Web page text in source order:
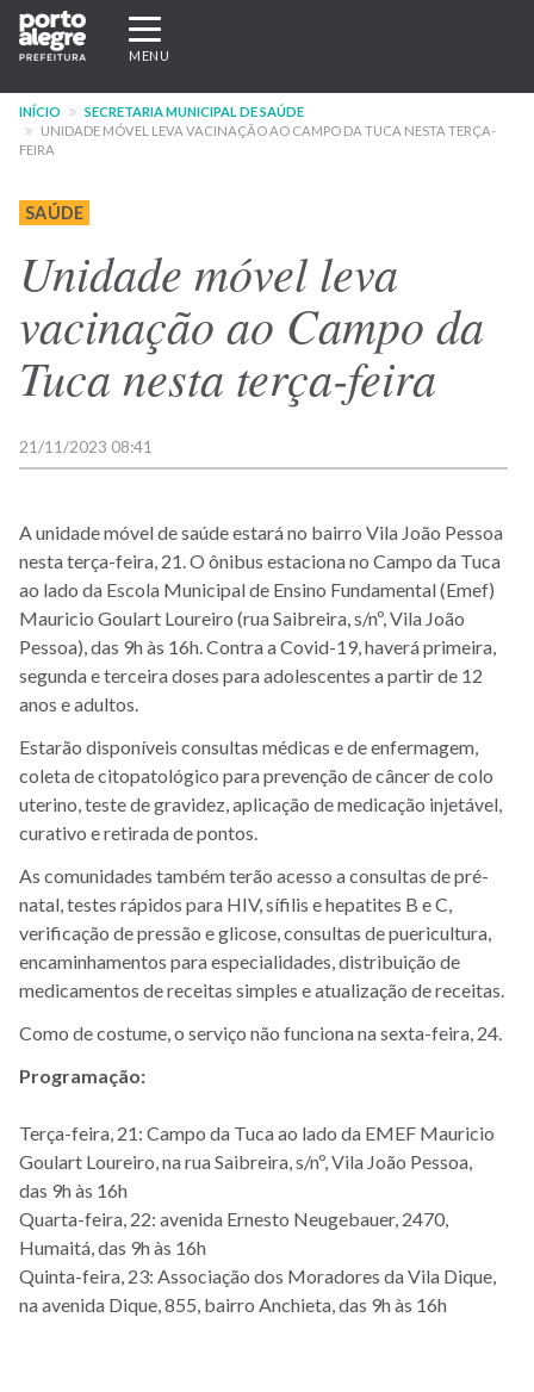
Pular
para
conteúdo
principal
Expandir/recolher
navegação
MENU
INÍCIO
SECRETARIA MUNICIPAL DE SAÚDE
UNIDADE MÓVEL LEVA VACINAÇÃO AO CAMPO DA TUCA NESTA TERÇA-
FEIRA
SAÚDE
Unidade móvel leva
vacinação ao Campo da
Tuca nesta terça-feira
21/11/2023 08:41
A unidade móvel de saúde estará no bairro Vila João Pessoa
nesta terça-feira, 21. O ônibus estaciona no Campo da Tuca
ao lado da Escola Municipal de Ensino Fundamental (Emef)
Mauricio Goulart Loureiro (rua Saibreira, s/nº, Vila João
Pessoa), das 9h às 16h. Contra a Covid-19, haverá primeira,
segunda e terceira doses para adolescentes a partir de 12
anos e adultos.
Estarão disponíveis consultas médicas e de enfermagem,
coleta de citopatológico para prevenção de câncer de colo
uterino, teste de gravidez, aplicação de medicação injetável,
curativo e retirada de pontos.
As comunidades também terão acesso a consultas de pré-
natal, testes rápidos para HIV, sífilis e hepatites B e C,
verificação de pressão e glicose, consultas de puericultura,
encaminhamentos para especialidades, distribuição de
medicamentos de receitas simples e atualização de receitas.
Como de costume, o serviço não funciona na sexta-feira, 24.
Programação:
Terça-feira, 21: Campo da Tuca ao lado da EMEF Mauricio
Goulart Loureiro, na rua Saibreira, s/nº, Vila João Pessoa,
das 9h às 16h
Quarta-feira, 22: avenida Ernesto Neugebauer, 2470,
Humaitá, das 9h às 16h
Quinta-feira, 23: Associação dos Moradores da Vila Dique,
na avenida Dique, 855, bairro Anchieta, das 9h às 16h